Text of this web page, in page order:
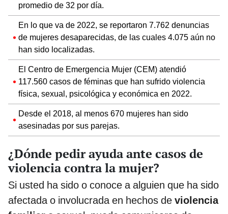
promedio de 32 por día.
En lo que va de 2022, se reportaron 7.762 denuncias
de mujeres desaparecidas, de las cuales 4.075 aún no
han sido localizadas.
El Centro de Emergencia Mujer (CEM) atendió
117.560 casos de féminas que han sufrido violencia
física, sexual, psicológica y económica en 2022.
Desde el 2018, al menos 670 mujeres han sido
asesinadas por sus parejas.
¿Dónde pedir ayuda ante casos de
violencia contra la mujer?
Si usted ha sido o conoce a alguien que ha sido
afectada o involucrada en hechos de violencia